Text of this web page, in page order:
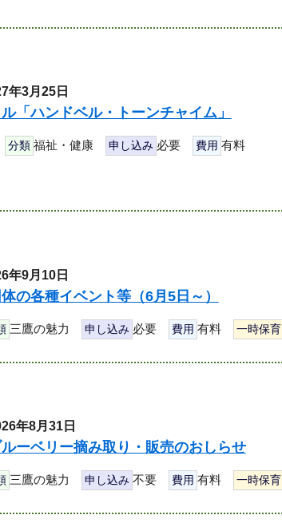
年3月25日
「ハンドベル・トーンチャイム」
分類 福祉・健康 申し込み 必要 費用 有料
年9月10日
の各種イベント等（6月5日～）
三鷹の魅力 申し込み 必要 費用 有料 一時保育
年8月31日
ーベリー摘み取り・販売のおしらせ
三鷹の魅力 申し込み 不要 費用 有料 一時保育